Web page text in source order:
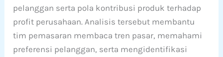
pelanggan serta pola kontribusi produk terhadap
profit perusahaan. Analisis tersebut membantu
tim pemasaran membaca tren pasar, memahami
preferensi pelanggan, serta mengidentifikasi